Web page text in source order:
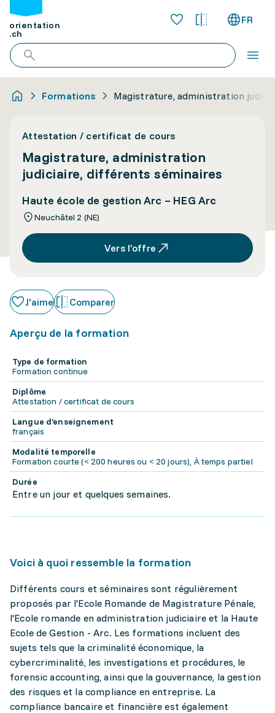
orientation
.ch
FR
Formations Magistrature, administration
Attestation / certificat de cours
Magistrature, administration
judiciaire, différents séminaires
Haute école de gestion Arc – HEG Arc
Neuchâtel 2 (NE)
Vers l’offre
J'aime Comparer
Aperçu de la formation
Type de formation
Formation continue
Diplôme
Attestation / certificat de cours
Langue d'enseignement
français
Modalité temporelle
Formation courte (< 200 heures ou < 20 jours), À temps partiel
Durée
Entre un jour et quelques semaines.
Voici à quoi ressemble la formation
Différents cours et séminaires sont régulièrement
proposés par l'Ecole Romande de Magistrature Pénale,
l'Ecole romande en administration judiciaire et la Haute
Ecole de Gestion - Arc. Les formations incluent des
sujets tels que la criminalité économique, la
cybercriminalité, les investigations et procédures, le
forensic accounting, ainsi que la gouvernance, la gestion
des risques et la compliance en entreprise. La
compliance bancaire et financière est également